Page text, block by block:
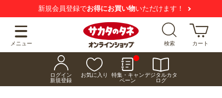
新規会員登録でお得にお買い物いただけます！
メニュー 検索 カート
ログイン
新規登録
お気に入り
特集・キャン
ペーン
デジタルカタ
ログ